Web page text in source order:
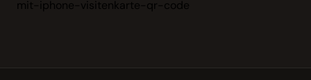
mit-iphone-visitenkarte-qr-code